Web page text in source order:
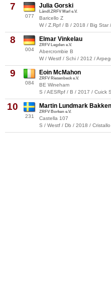
7
077
Julia Gorski
Ländl.ZRFV Marl e.V.
Baricello Z
W / Z.Rpf / B / 2018 / Big Star
8
004
Elmar Vinkelau
ZRFV Legden e.V.
Abercrombie B
W / Westf / Schi / 2012 /
9
084
Eoin McMahon
ZRFV Riesenbeck e.V.
BE Wineham
S / AESRpf / B / 2017 / Cuick
10
231
Martin Lundmark Bakken
ZRFV Borken e.V.
Castella 107
S / Westf / Db / 2018 /